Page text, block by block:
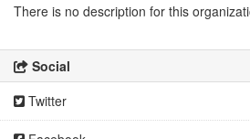
There is no description for this
Social
Twitter